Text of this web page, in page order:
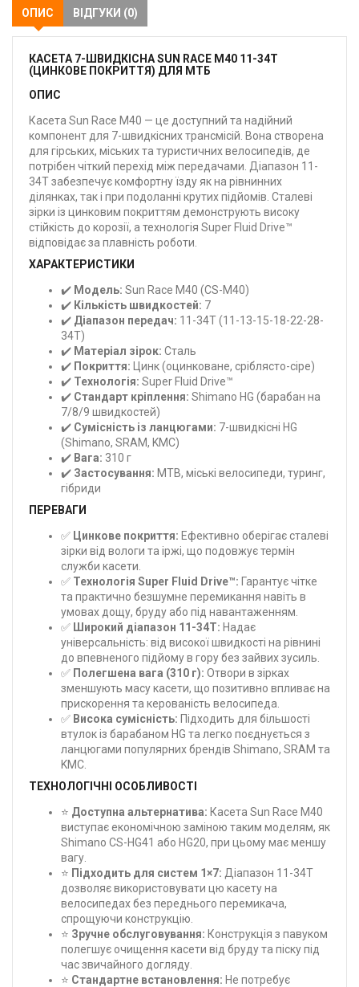
ОПИС ВІДГУКИ (0)
КАСЕТА 7-ШВИДКІСНА SUN RACE M40 11-34T
(ЦИНКОВЕ ПОКРИТТЯ) ДЛЯ МТБ
ОПИС
Касета Sun Race M40 — це доступний та надійний
компонент для 7-швидкісних трансмісій. Вона створена
для гірських, міських та туристичних велосипедів, де
потрібен чіткий перехід між передачами. Діапазон 11-
34T забезпечує комфортну їзду як на рівнинних
ділянках, так і при подоланні крутих підйомів. Сталеві
зірки із цинковим покриттям демонструють високу
стійкість до корозії, а технологія Super Fluid Drive™
відповідає за плавність роботи.
ХАРАКТЕРИСТИКИ
✔️ Модель: Sun Race M40 (CS-M40)
✔️ Кількість швидкостей: 7
✔️ Діапазон передач: 11-34T (11-13-15-18-22-28-
34T)
✔️ Матеріал зірок: Сталь
✔️ Покриття: Цинк (оцинковане, сріблясто-сіре)
✔️ Технологія: Super Fluid Drive™
✔️ Стандарт кріплення: Shimano HG (барабан на
7/8/9 швидкостей)
✔️ Сумісність із ланцюгами: 7-швидкісні HG
(Shimano, SRAM, KMC)
✔️ Вага: 310 г
✔️ Застосування: MTB, міські велосипеди, туринг,
гібриди
ПЕРЕВАГИ
✅ Цинкове покриття: Ефективно оберігає сталеві
зірки від вологи та іржі, що подовжує термін
служби касети.
✅ Технологія Super Fluid Drive™: Гарантує чітке
та практично безшумне перемикання навіть в
умовах дощу, бруду або під навантаженням.
✅ Широкий діапазон 11-34T: Надає
універсальність: від високої швидкості на рівнині
до впевненого підйому в гору без зайвих зусиль.
✅ Полегшена вага (310 г): Отвори в зірках
зменшують масу касети, що позитивно впливає на
прискорення та керованість велосипеда.
✅ Висока сумісність: Підходить для більшості
втулок із барабаном HG та легко поєднується з
ланцюгами популярних брендів Shimano, SRAM та
KMC.
ТЕХНОЛОГІЧНІ ОСОБЛИВОСТІ
⭐ Доступна альтернатива: Касета Sun Race M40
виступає економічною заміною таким моделям, як
Shimano CS-HG41 або HG20, при цьому має меншу
вагу.
⭐ Підходить для систем 1×7: Діапазон 11-34T
дозволяє використовувати цю касету на
велосипедах без переднього перемикача,
спрощуючи конструкцію.
⭐ Зручне обслуговування: Конструкція з павуком
полегшує очищення касети від бруду та піску під
час звичайного догляду.
⭐ Стандартне встановлення: Не потребує